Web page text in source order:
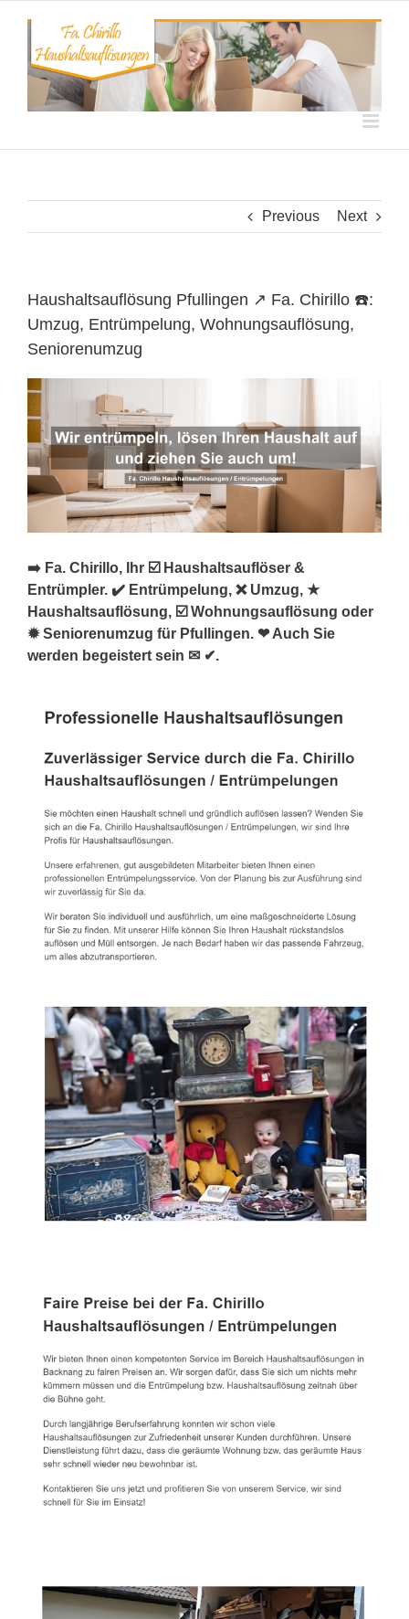
content
Previous Next
Haushaltsauflösung Pfullingen ↗️ Fa. Chirillo ☎️:
Umzug, Entrümpelung, Wohnungsauflösung,
Seniorenumzug
➡️ Fa. Chirillo, Ihr ☑️ Haushaltsauflöser &
Entrümpler. ✔️ Entrümpelung, ❌ Umzug, ★
Haushaltsauflösung, ☑️ Wohnungsauflösung oder
✹ Seniorenumzug für Pfullingen. ❤ Auch Sie
werden begeistert sein ✉ ✔.